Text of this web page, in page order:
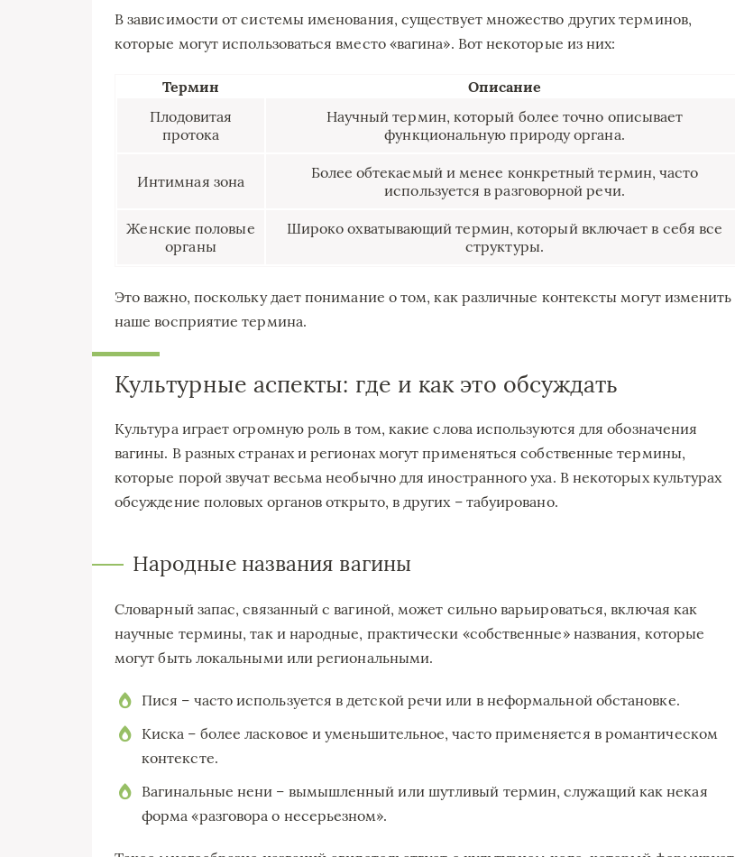
В зависимости от системы именования, существует множество других терминов,
которые могут использоваться вместо «вагина». Вот некоторые из них:
Термин
Описание
Плодовитая
протока
Научный термин, который более точно описывает
функциональную природу органа.
Интимная зона
Более обтекаемый и менее конкретный термин, часто
используется в разговорной речи.
Женские половые
органы
Широко охватывающий термин, который включает в себя все
структуры.
Это важно, поскольку дает понимание о том, как различные контексты могут изменить
наше восприятие термина.
Культурные аспекты: где и как это обсуждать
Культура играет огромную роль в том, какие слова используются для обозначения
вагины. В разных странах и регионах могут применяться собственные термины,
которые порой звучат весьма необычно для иностранного уха. В некоторых культурах
обсуждение половых органов открыто, в других – табуировано.
Народные названия вагины
Словарный запас, связанный с вагиной, может сильно варьироваться, включая как
научные термины, так и народные, практически «собственные» названия, которые
могут быть локальными или региональными.
Пися – часто используется в детской речи или в неформальной обстановке.
Киска – более ласковое и уменьшительное, часто применяется в романтическом
контексте.
Вагинальные нени – вымышленный или шутливый термин, служащий как некая
форма «разговора о несерьезном».